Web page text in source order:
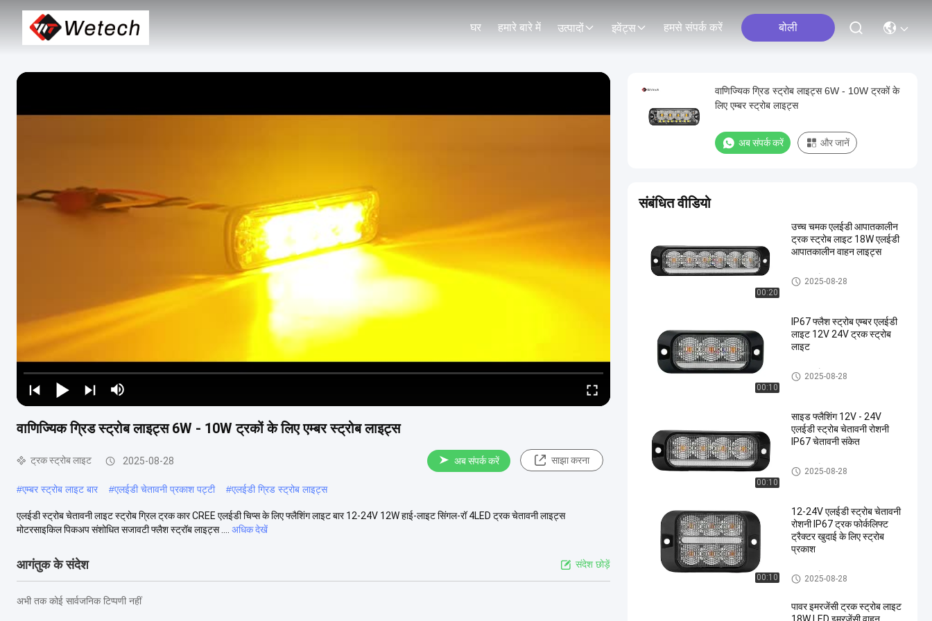
घर हमारे बारे में उत्पादों इवेंट्स हमसे संपर्क करें बोली
वाणिज्यिक ग्रिड स्ट्रोब लाइट्स 6W - 10W ट्रकों के लिए एम्बर स्ट्रोब लाइट्स
ट्रक स्ट्रोब लाइट 2025-08-28 अब संपर्क करें साझा करना
#एम्बर स्ट्रोब लाइट बार #एलईडी चेतावनी प्रकाश पट्टी #एलईडी ग्रिड स्ट्रोब लाइट्स
एलईडी स्ट्रोब चेतावनी लाइट स्ट्रोब ग्रिल ट्रक कार CREE एलईडी चिप्स के लिए फ्लैशिंग लाइट बार 12-24V 12W हाई-लाइट सिंगल-रॉ 4LED ट्रक चेतावनी लाइट्स
मोटरसाइकिल पिकअप संशोधित सजावटी फ्लैश स्ट्रॉब लाइट्स ....
अधिक देखें
आगंतुक के संदेश संदेश छोड़ें
अभी तक कोई सार्वजनिक टिप्पणी नहीं
वाणिज्यिक ग्रिड स्ट्रोब लाइट्स 6W - 10W ट्रकों के
लिए एम्बर स्ट्रोब लाइट्स
अब संपर्क करें और जानें
संबंधित वीडियो
00:20
उच्च चमक एलईडी आपातकालीन
ट्रक स्ट्रोब लाइट 18W एलईडी
आपातकालीन वाहन लाइट्स
ट्रक स्ट्रोब लाइट
2025-08-28
00:10
IP67 फ्लैश स्ट्रोब एम्बर एलईडी
लाइट 12V 24V ट्रक स्ट्रोब
लाइट
ट्रक स्ट्रोब लाइट
2025-08-28
00:10
साइड फ्लैशिंग 12V - 24V
एलईडी स्ट्रोब चेतावनी रोशनी
IP67 चेतावनी संकेत
ट्रक स्ट्रोब लाइट
2025-08-28
00:10
12-24V एलईडी स्ट्रोब चेतावनी
रोशनी IP67 ट्रक फोर्कलिफ्ट
ट्रैक्टर खुदाई के लिए स्ट्रोब
प्रकाश
ट्रक स्ट्रोब लाइट
2025-08-28
पावर इमरजेंसी ट्रक स्ट्रोब लाइट